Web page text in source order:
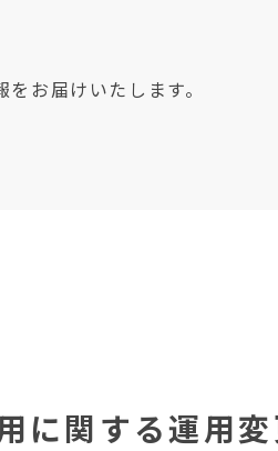
お届けいたします。
に関する運用